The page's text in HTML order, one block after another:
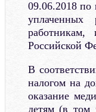
09.06.2018 по
уплаченных
Российской
В
налогом на
оказание
детям (в том